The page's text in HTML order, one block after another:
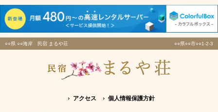
○○県 ○○海岸 民宿 まるや荘 ○○県○○市○○1-2-3
アクセス 個人情報保護方針